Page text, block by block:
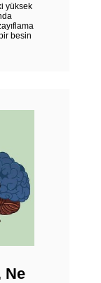
yüksek
besin
Ne